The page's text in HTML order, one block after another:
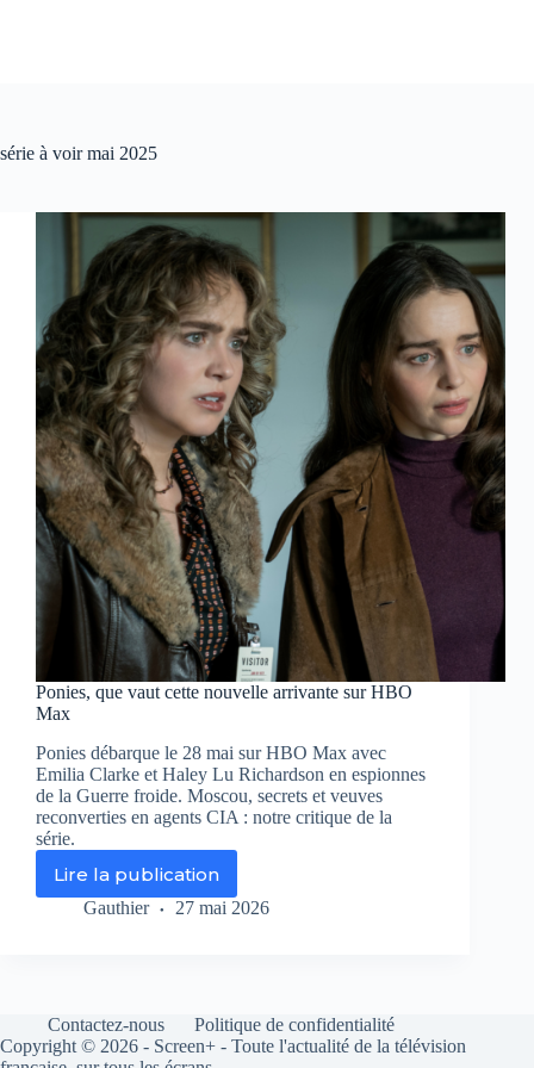
série à voir mai 2025
Ponies, que vaut cette nouvelle arrivante sur HBO
Max
Ponies débarque le 28 mai sur HBO Max avec
Emilia Clarke et Haley Lu Richardson en espionnes
de la Guerre froide. Moscou, secrets et veuves
reconverties en agents CIA : notre critique de la
série.
Lire la publication
Ponies,
que
sur
HBO
Gauthier 27 mai 2026
Contactez-nous
Politique de confidentialité
Copyright © 2026 - Screen+ - Toute l'actualité de la télévision